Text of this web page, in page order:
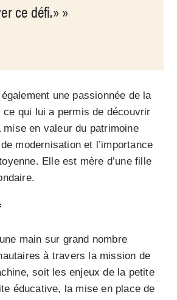
ce défi.»
une passionnée de la
ce qui lui a permis de découvrir
mise en valeur du patrimoine
modernisation et l’importance
Elle est mère d’une fille
main sur grand nombre
à travers la mission de
soit les enjeux de la petite
éducative, la mise en place de